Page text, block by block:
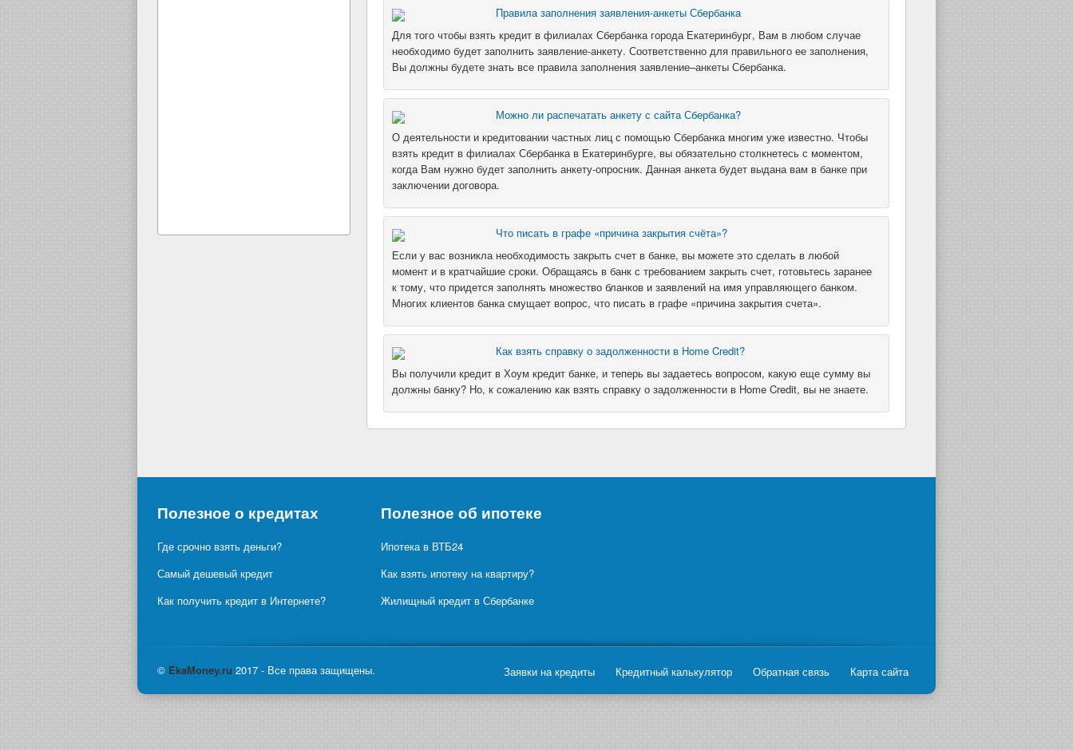
Правила заполнения заявления-анкеты Сбербанка
Для того чтобы взять кредит в филиалах Сбербанка города Екатеринбург, Вам в любом случае
необходимо будет заполнить заявление-анкету. Соответственно для правильного ее заполнения,
Вы должны будете знать все правила заполнения заявление–анкеты Сбербанка.
Можно ли распечатать анкету с сайта Сбербанка?
О деятельности и кредитовании частных лиц с помощью Сбербанка многим уже известно. Чтобы
взять кредит в филиалах Сбербанка в Екатеринбурге, вы обязательно столкнетесь с моментом,
когда Вам нужно будет заполнить анкету-опросник. Данная анкета будет выдана вам в банке при
заключении договора.
Что писать в графе «причина закрытия счёта»?
Если у вас возникла необходимость закрыть счет в банке, вы можете это сделать в любой
момент и в кратчайшие сроки. Обращаясь в банк с требованием закрыть счет, готовьтесь заранее
к тому, что придется заполнять множество бланков и заявлений на имя управляющего банком.
Многих клиентов банка смущает вопрос, что писать в графе «причина закрытия счета».
Как взять справку о задолженности в Home Credit?
Вы получили кредит в Хоум кредит банке, и теперь вы задаетесь вопросом, какую еще сумму вы
должны банку? Но, к сожалению как взять справку о задолженности в Home Credit, вы не знаете.
Полезное о кредитах
Где срочно взять деньги?
Самый дешевый кредит
Как получить кредит в Интернете?
Полезное об ипотеке
Ипотека в ВТБ24
Как взять ипотеку на квартиру?
Жилищный кредит в Сбербанке
© EkaMoney.ru 2017 - Все права защищены. Заявки на кредиты Кредитный калькулятор Обратная связь Карта сайта